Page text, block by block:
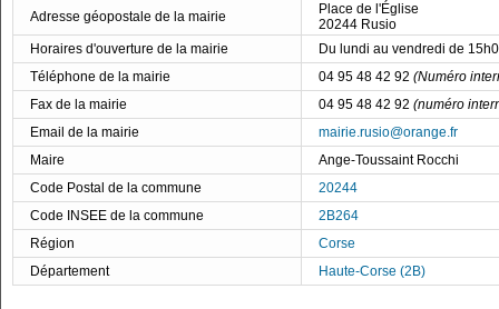
Adresse géopostale de la mairie
Place de l'Église
20244 Rusio
Horaires d'ouverture de la mairie
Du lundi au vendredi de
Téléphone de la mairie
04 95 48 42 92 (Numéro
Fax de la mairie
04 95 48 42 92 (numéro
Email de la mairie
mairie.rusio@orange.fr
Maire
Ange-Toussaint Rocchi
Code Postal de la commune
20244
Code INSEE de la commune
2B264
Région
Corse
Département
Haute-Corse (2B)